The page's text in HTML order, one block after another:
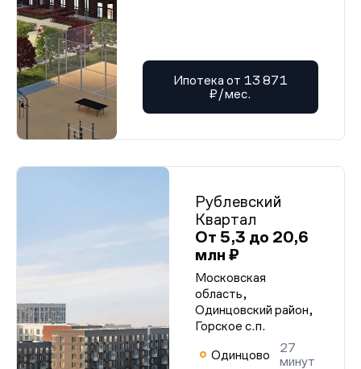
Ипотека от 13 871
₽/мес.
Рублевский
Квартал
От 5,3 до 20,6
млн ₽
Московская
область,
Одинцовский район,
Горское с.п.
Одинцово
27
минут